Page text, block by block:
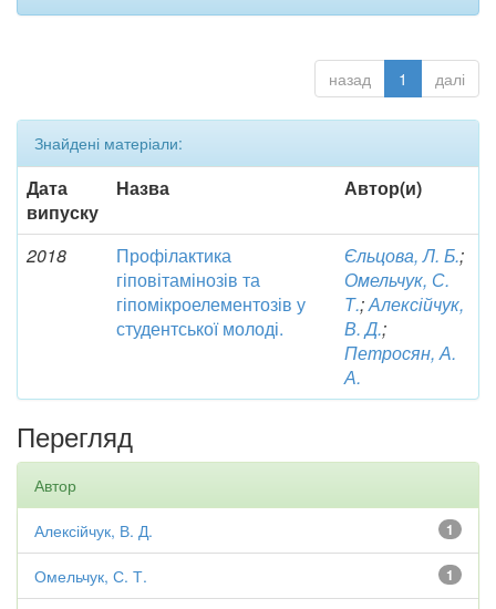
назад 1 далі
Знайдені матеріали:
Дата
випуску
Назва Автор(и)
2018
Профілактика
гіповітамінозів та
гіпомікроелементозів у
студентської молоді.
Єльцова, Л. Б.;
Омельчук, С.
Т.;Алексійчук,
В. Д.;
Петросян, А.
А.
Перегляд
Автор
1
Алексійчук, В. Д.
1
Омельчук, С. Т.